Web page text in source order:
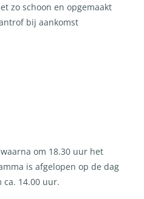
zo schoon en opgemaakt
bij aankomst
om 18.30 uur het
is afgelopen op de dag
14.00 uur.